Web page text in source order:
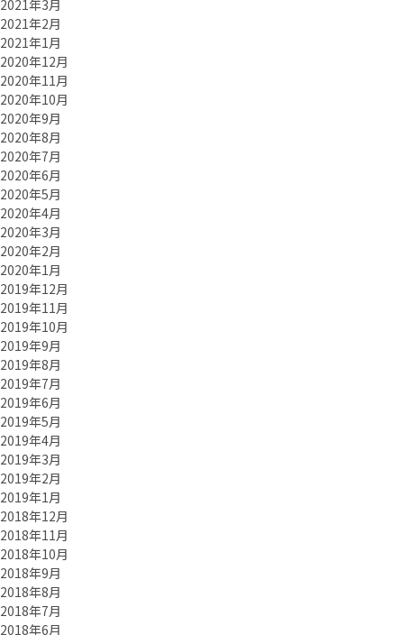
2021年3月
2021年2月
2021年1月
2020年12月
2020年11月
2020年10月
2020年9月
2020年8月
2020年7月
2020年6月
2020年5月
2020年4月
2020年3月
2020年2月
2020年1月
2019年12月
2019年11月
2019年10月
2019年9月
2019年8月
2019年7月
2019年6月
2019年5月
2019年4月
2019年3月
2019年2月
2019年1月
2018年12月
2018年11月
2018年10月
2018年9月
2018年8月
2018年7月
2018年6月